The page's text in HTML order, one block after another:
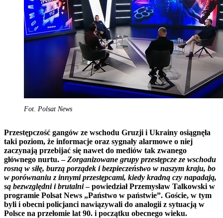
Fot. Polsat News
Przestępczość gangów ze wschodu Gruzji i Ukrainy osiągnęła
taki poziom, że informacje oraz sygnały alarmowe o niej
zaczynają przebijać się nawet do mediów tak zwanego
głównego nurtu.–Zorganizowane grupy przestępcze ze wschodu
rosną w siłę, burzą porządek i bezpieczeństwo w naszym kraju, bo
w porównaniu z innymi przestępcami, kiedy kradną czy napadają,
są bezwzględni i brutalni– powiedział Przemysław Talkowski w
programie Polsat News „Państwo w państwie”. Goście, w tym
byli i obecni policjanci nawiązywali do analogii z sytuacją w
Polsce na przełomie lat 90. i początku obecnego wieku.